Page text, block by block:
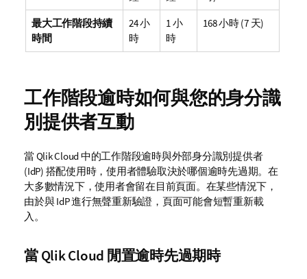
最大工作階段持續
時間
24 小
時
1 小
時
168 小時 (7 天)
工作階段逾時如何與您的身分識
別提供者互動
當Qlik Cloud 中的工作階段逾時與外部身分識別提供者
(IdP) 搭配使用時，使用者體驗取決於哪個逾時先過期。在
大多數情況下，使用者會留在目前頁面。在某些情況下，
由於與 IdP 進行無聲重新驗證，頁面可能會短暫重新載
入。
當Qlik Cloud 閒置逾時先過期時